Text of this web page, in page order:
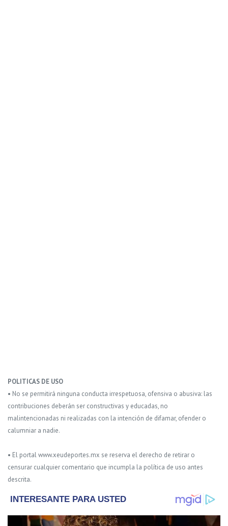
POLITICAS DE USO
• No se permitirá ninguna conducta irrespetuosa, ofensiva o abusiva: las
contribuciones deberán ser constructivas y educadas, no
malintencionadas ni realizadas con la intención de difamar, ofender o
calumniar a nadie.
• El portal www.xeudeportes.mx se reserva el derecho de retirar o
censurar cualquier comentario que incumpla la política de uso antes
descrita.